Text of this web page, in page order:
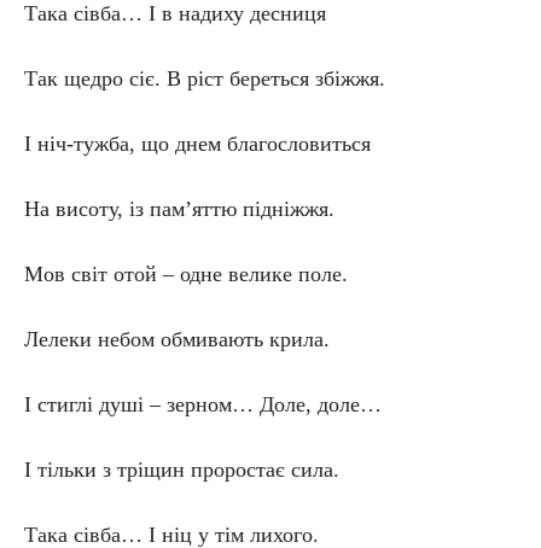
Така сівба… І в надиху десниця
Так щедро сіє. В ріст береться збіжжя.
І ніч-тужба, що днем благословиться
На висоту, із пам’яттю підніжжя.
Мов світ отой – одне велике поле.
Лелеки небом обмивають крила.
І стиглі душі – зерном… Доле, доле…
І тільки з тріщин проростає сила.
Така сівба… І ніц у тім лихого.